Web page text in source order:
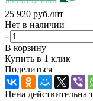
25 920 руб./шт
Нет в наличии
-
В корзину
Купить в 1 клик
Поделиться
Цена действительна